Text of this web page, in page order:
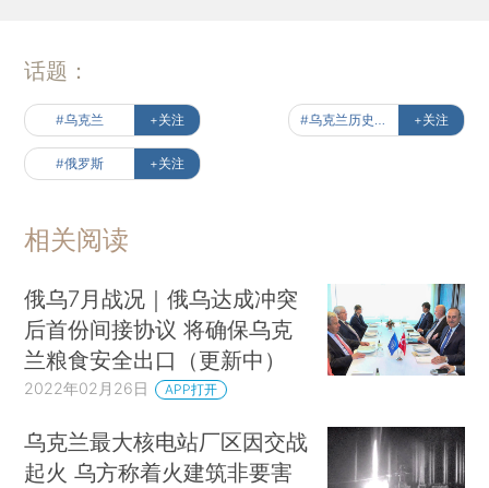
话题：
#乌克兰 +关注 +关注
#俄罗斯 +关注
相关阅读
俄乌7月战况｜俄乌达成冲突
后首份间接协议 将确保乌克
兰粮食安全出口（更新中）
2022年02月26日 APP打开
乌克兰最大核电站厂区因交战
起火 乌方称着火建筑非要害